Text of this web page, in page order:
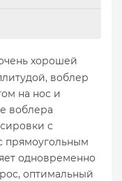
хорошей
воблер
на нос и
воблера
с
прямоугольным
одновременно
оптимальный